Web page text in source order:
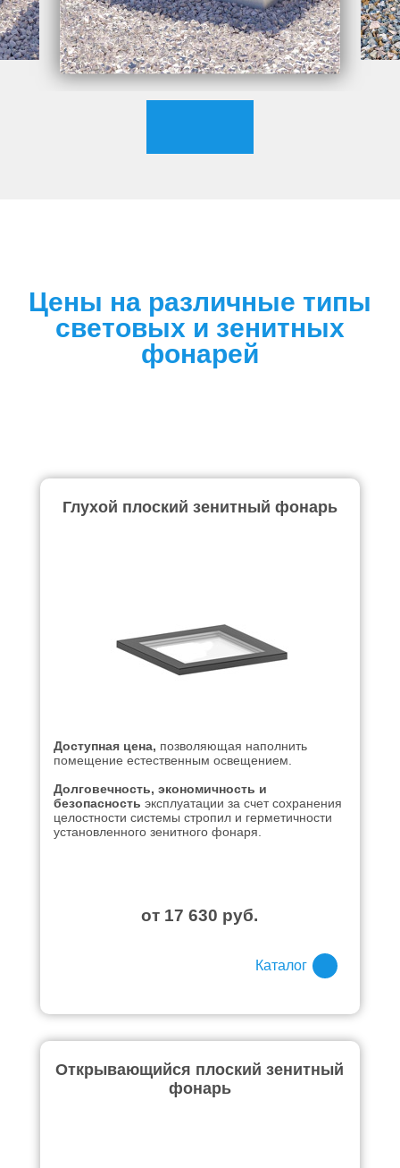
Цены на различные типы
световых и зенитных
фонарей
Глухой плоский зенитный фонарь
Доступная цена, позволяющая наполнить
помещение естественным освещением.
Долговечность, экономичность и
безопасность эксплуатации за счет сохранения
целостности системы стропил и герметичности
установленного зенитного фонаря.
от 17 630 руб.
Каталог
Открывающийся плоский зенитный
фонарь